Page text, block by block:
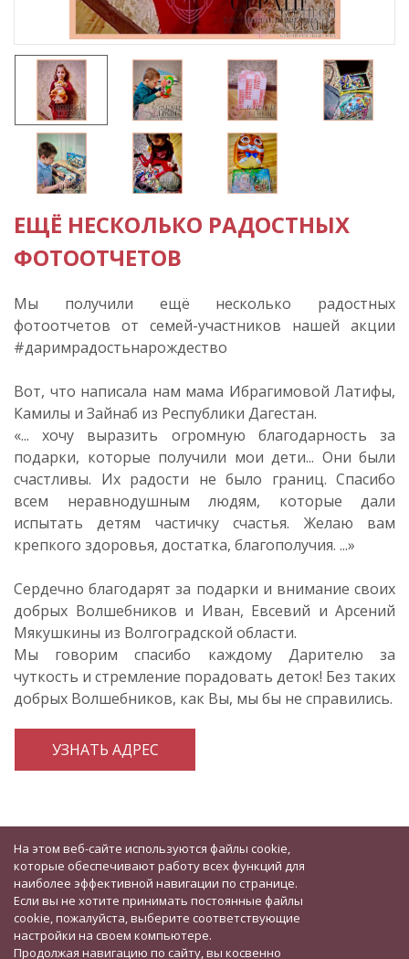
ЕЩЁ НЕСКОЛЬКО РАДОСТНЫХ
ФОТООТЧЕТОВ
Мы получили ещё несколько радостных
фотоотчетов от семей-участников нашей акции
#даримрадостьнарождество
Вот, что написала нам мама Ибрагимовой Латифы,
Камилы и Зайнаб из Республики Дагестан.
«... хочу выразить огромную благодарность за
подарки, которые получили мои дети... Они были
счастливы. Их радости не было границ. Спасибо
всем неравнодушным людям, которые дали
испытать детям частичку счастья. Желаю вам
крепкого здоровья, достатка, благополучия. ...»
Сердечно благодарят за подарки и внимание своих
добрых Волшебников и Иван, Евсевий и Арсений
Мякушкины из Волгоградской области.
Мы говорим спасибо каждому Дарителю за
чуткость и стремление порадовать деток! Без таких
добрых Волшебников, как Вы, мы бы не справились.
УЗНАТЬ АДРЕС
На этом веб-сайте используются файлы cookie,
которые обеспечивают работу всех функций для
наиболее эффективной навигации по странице.
Если вы не хотите принимать постоянные файлы
cookie, пожалуйста, выберите соответствующие
настройки на своем компьютере.
Продолжая навигацию по сайту, вы косвенно